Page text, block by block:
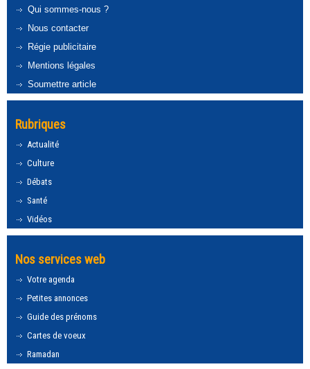
Qui sommes-nous ?
Nous contacter
Régie publicitaire
Mentions légales
Soumettre article
Rubriques
Actualité
Culture
Débats
Santé
Vidéos
Nos services web
Votre agenda
Petites annonces
Guide des prénoms
Cartes de voeux
Ramadan